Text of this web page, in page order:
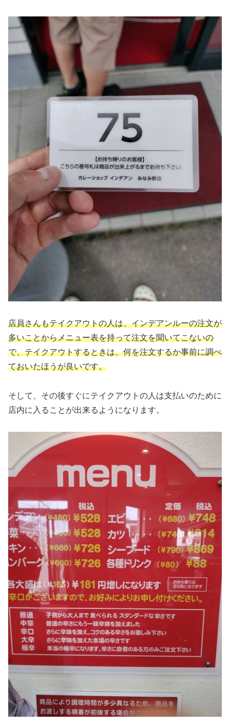
店員さんもテイクアウトの人は、インデアンルーの注文が
多いことからメニュー表を持って注文を聞いてこないの
で、テイクアウトするときは、何を注文するか事前に調べ
ておいたほうが良いです。
そして、その後すぐにテイクアウトの人は支払いのために
店内に入ることが出来るようになります。